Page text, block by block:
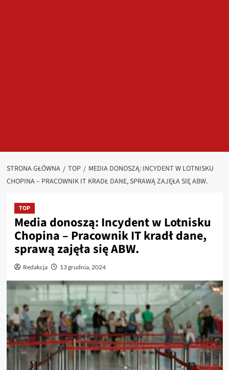
STRONA GŁÓWNA TOP
MEDIA DONOSZĄ: INCYDENT W LOTNISKU
CHOPINA – PRACOWNIK IT KRADŁ DANE, SPRAWĄ ZAJĘŁA SIĘ ABW.
TOP
Media donoszą: Incydent w Lotnisku
Chopina – Pracownik IT kradł dane,
sprawą zajęła się ABW.
Redakcja 13 grudnia, 2024